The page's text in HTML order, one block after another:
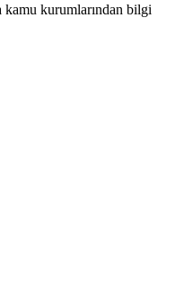
kamu kurumlarından bilgi